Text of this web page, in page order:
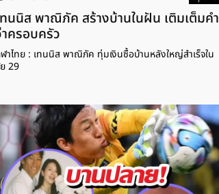
นนิส พาณิภัค สร้างบ้านในฝัน เติมเต็มคำ
ครอบครัว
าไทย : เทนนิส พาณิภัค ทุ่มเงินซื้อบ้านหลังใหญ่สำเร็จใน
29